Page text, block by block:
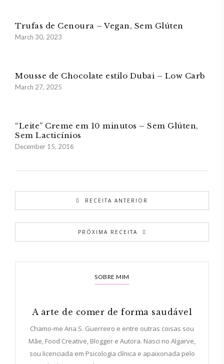
Trufas de Cenoura – Vegan, Sem Glúten
March 30, 2023
Mousse de Chocolate estilo Dubai – Low Carb
March 27, 2025
“Leite” Creme em 10 minutos – Sem Glúten,
Sem Lacticínios
December 15, 2016
RECEITA ANTERIOR
PRÓXIMA RECEITA
SOBRE MIM
A arte de comer de forma saudável
Chamo-me Ana S. Guerreiro e entre outras coisas sou
Mãe, Food Creative, Blogger e Autora. Nasci no Algarve,
sou licenciada em Psicologia clínica e apaixonada pelo